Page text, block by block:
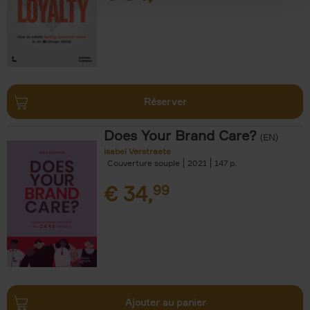
Réserver
Does Your Brand Care? (EN)
Isabel Verstraete
Couverture souple
2021 147
€ 34,99
Ajouter au panier